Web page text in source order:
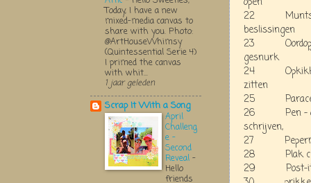
22 Muntstuk
beslissingen
23
gesnurk
24
zitten
25
26 Pen - om
schrijven,
27
28 Plak
29 Post-it
Today, I have a new
mixed-media canvas to
share with you. Photo:
@ArtHouseWhimsy
(Quintessential Serie 4)
I primed the canvas
with whit...
1 jaar geleden
Scrap It With a Song
April
Challeng
e -
Second
Reveal -
Hello
friends